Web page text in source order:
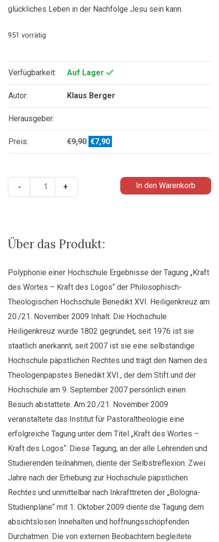
glückliches Leben in der Nachfolge Jesu sein kann.
951 vorrätig
Verfügbarkeit: Auf Lager
Autor: Klaus Berger
Herausgeber:
Preis: €9,90 Ursprünglicher
Preis
€7,90
Preis
-
Neubegründung
+ In den Warenkorb
Über das Produkt:
Polyphonie einer Hochschule Ergebnisse der Tagung „Kraft
des Wortes – Kraft des Logos“ der Philosophisch-
Theologischen Hochschule Benedikt XVI. Heiligenkreuz am
20./21. November 2009 Inhalt: Die Hochschule
Heiligenkreuz wurde 1802 gegründet, seit 1976 ist sie
staatlich anerkannt, seit 2007 ist sie eine selbständige
Hochschule päpstlichen Rechtes und trägt den Namen des
Theologenpapstes Benedikt XVI., der dem Stift und der
Hochschule am 9. September 2007 persönlich einen
Besuch abstattete. Am 20./21. November 2009
veranstaltete das Institut für Pastoraltheologie eine
erfolgreiche Tagung unter dem Titel „Kraft des Wortes –
Kraft des Logos“. Diese Tagung, an der alle Lehrenden und
Studierenden teilnahmen, diente der Selbstreflexion: Zwei
Jahre nach der Erhebung zur Hochschule päpstlichen
Rechtes und unmittelbar nach Inkrafttreten der „Bologna-
Studienpläne“ mit 1. Oktober 2009 diente die Tagung dem
absichtslosen Innehalten und hoffnungsschöpfenden
Durchatmen. Die von externen Beobachtern begleitete